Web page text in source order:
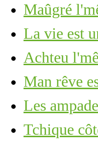
Maûgré
La vie est
Achteu
Man rêve
Les
Tchique